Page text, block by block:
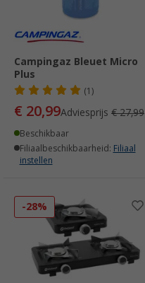
Campingaz Bleuet Micro
Plus
(1)
€ 20,99Adviesprijs € 27,99
Beschikbaar
Filiaalbeschikbaarheid: Filiaal
instellen
-28%